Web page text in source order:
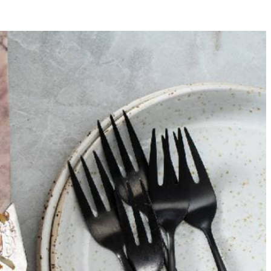
en eieren toe en laat draaien tot alles is gemengd. Schep het
hier met een satéprikker mooie swirls in. Doe hetzelfde met
prikken. Komt deze er schoon uit, dan is het brood gaar. Laat 30